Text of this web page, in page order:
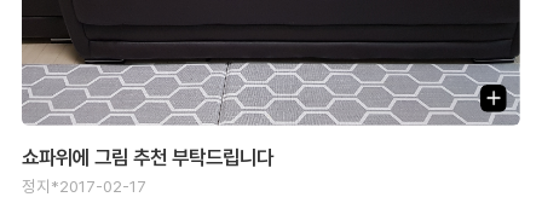
쇼파위에 그림 추천 부탁드립니다
정지*2017-02-17